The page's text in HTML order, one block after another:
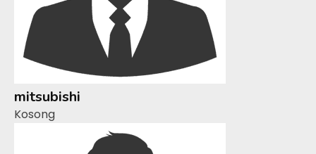
mitsubishi
Kosong